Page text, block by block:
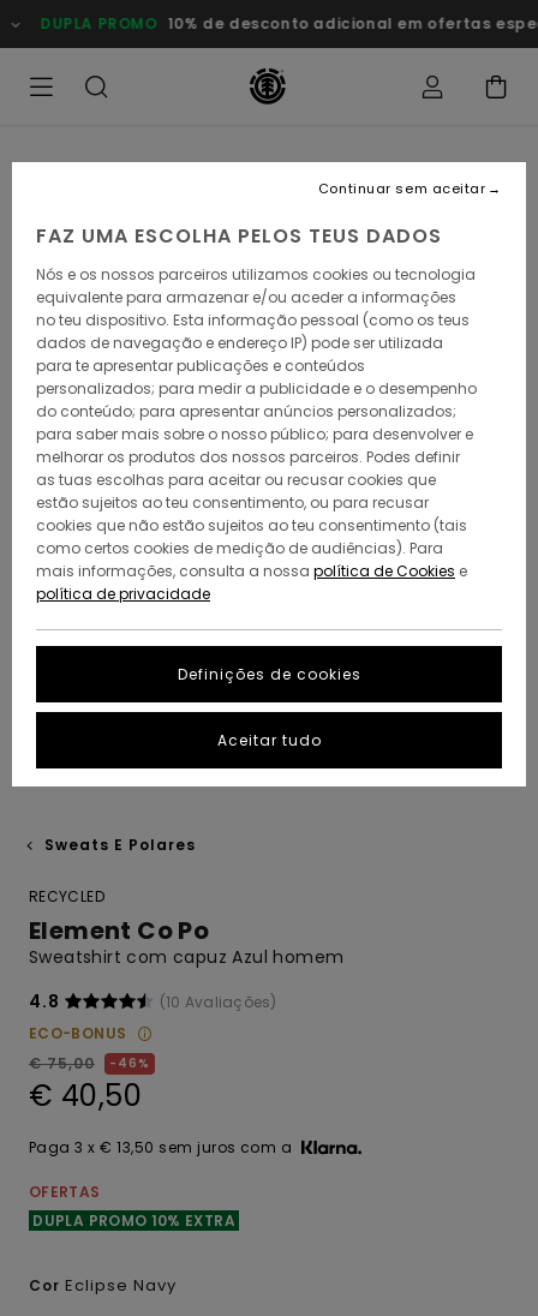
para
a
DUPLA PROMO 10% de desconto adicional em ofertas
Sweats E Polares
RECYCLED
Element Co Po
Sweatshirt com capuz Azul homem
4.8
(10 Avaliações)
ECO-BONUS
€ 75,00
46%
€ 40,50
Paga 3 x € 13,50 sem juros com a
OFERTAS
DUPLA PROMO 10% EXTRA
Cor Eclipse Navy
FAZ UMA ESCOLHA PELOS TEUS DADOS
Nós e os nossos parceiros utilizamos cookies ou tecnologia
equivalente para armazenar e/ou aceder a informações
no teu dispositivo. Esta informação pessoal (como os teus
dados de navegação e endereço IP) pode ser utilizada
para te apresentar publicações e conteúdos
personalizados; para medir a publicidade e o desempenho
do conteúdo; para apresentar anúncios personalizados;
para saber mais sobre o nosso público; para desenvolver e
melhorar os produtos dos nossos parceiros. Podes definir
as tuas escolhas para aceitar ou recusar cookies que
estão sujeitos ao teu consentimento, ou para recusar
cookies que não estão sujeitos ao teu consentimento (tais
como certos cookies de medição de audiências). Para
mais informações, consulta a nossa política de Cookies e
política de privacidade
Definições de cookies
Continuar sem aceitar
Aceitar tudo